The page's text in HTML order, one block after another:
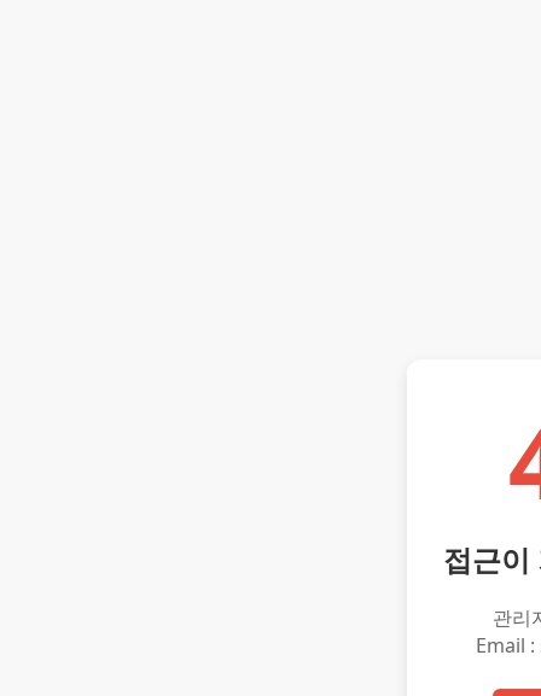
접근이
관리
Email